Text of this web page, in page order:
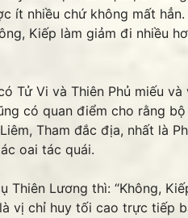
ít nhiều chứ không mất
Kiếp làm giảm đi nhiều
Tử Vi và Thiên Phủ miếu
có quan điểm cho rằng
Tham đắc địa, nhất là
oai tác quái.
Thiên Lương thì: “Không,
vị chỉ huy tối cao trực tiếp